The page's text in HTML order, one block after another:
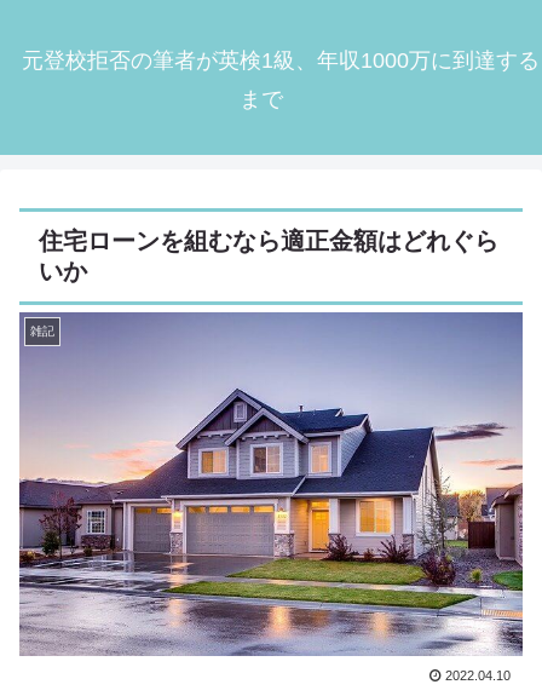
元登校拒否の筆者が英検1級、年収1000万に到達する
まで
住宅ローンを組むなら適正金額はどれぐら
いか
雑記
2022.04.10